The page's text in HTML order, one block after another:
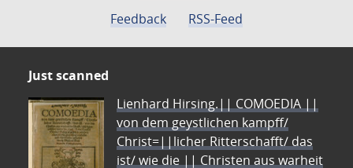
Feedback
RSS-Feed
Just scanned
Lienhard Hirsing.|| COMOEDIA ||
von dem geystlichen kampff/
Christ=||licher Ritterschafft/ das
ist/ wie die || Christen aus warheit